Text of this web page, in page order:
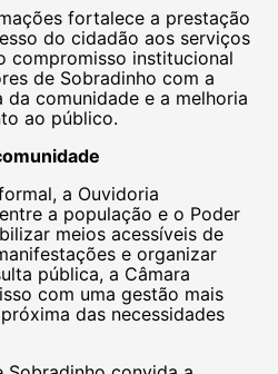
fortalece a prestação
do cidadão aos serviços
compromisso institucional
de Sobradinho com a
da comunidade e a melhoria
ao público.
a Ouvidoria
a população e o Poder
meios acessíveis de
e organizar
pública, a Câmara
com uma gestão mais
das necessidades